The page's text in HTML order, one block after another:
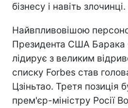
бізнесу і навіть злочинці.
Найвпливовішою
Президента США Барака
лідирує з великим
списку Forbes став
Цзіньтао. Третя позиція
прем'єр-міністру Росії